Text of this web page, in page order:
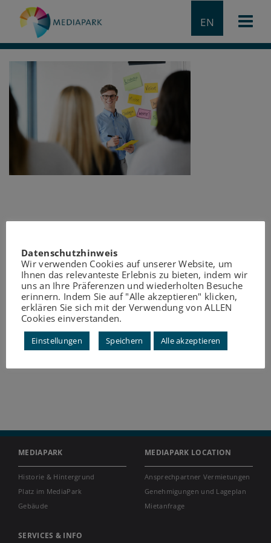
EN
MEDIAPARK
Historie & Hintergrund
Platz im MediaPark
Gebäude
MEDIAPARK LOCATION
Ansprechpartner Vermietungen
Genehmigungen und Lageplan
Mietanfrage
SERVICES & INFO
Datenschutzhinweis
Wir verwenden Cookies auf unserer Website, um
Ihnen das relevanteste Erlebnis zu bieten, indem wir
uns an Ihre Präferenzen und wiederholten Besuche
erinnern. Indem Sie auf "Alle akzeptieren" klicken,
erklären Sie sich mit der Verwendung von ALLEN
Cookies einverstanden.
Einstellungen Speichern Alle akzeptieren